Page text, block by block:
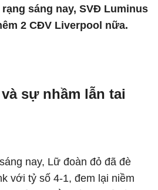
sáng nay, SVĐ Luminus
2 CĐV Liverpool nữa.
sự nhầm lẫn tai
nay, Lữ đoàn đỏ đã đè
với tỷ số 4-1, đem lại niềm